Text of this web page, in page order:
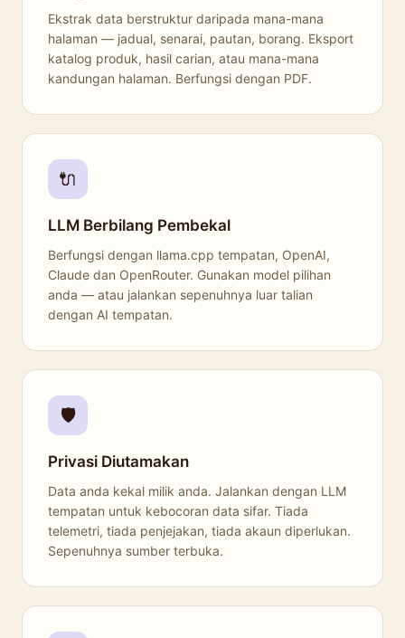
Ekstrak data berstruktur daripada mana-mana
halaman — jadual, senarai, pautan, borang. Eksport
katalog produk, hasil carian, atau mana-mana
kandungan halaman. Berfungsi dengan PDF.
🔌
LLM Berbilang Pembekal
Berfungsi dengan llama.cpp tempatan, OpenAI,
Claude dan OpenRouter. Gunakan model pilihan
anda — atau jalankan sepenuhnya luar talian
dengan AI tempatan.
🛡️
Privasi Diutamakan
Data anda kekal milik anda. Jalankan dengan LLM
tempatan untuk kebocoran data sifar. Tiada
telemetri, tiada penjejakan, tiada akaun diperlukan.
Sepenuhnya sumber terbuka.